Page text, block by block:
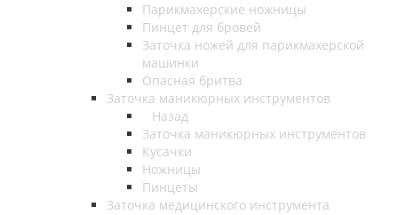
Парикмахерские ножницы
Пинцет для бровей
Заточка ножей для парикмахерской
машинки
Опасная бритва
Заточка маникюрных инструментов
Назад
Заточка маникюрных инструментов
Кусачки
Ножницы
Пинцеты
Заточка медицинского инструмента